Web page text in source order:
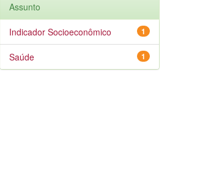
Assunto
1
Indicador Socioeconômico
1
Saúde